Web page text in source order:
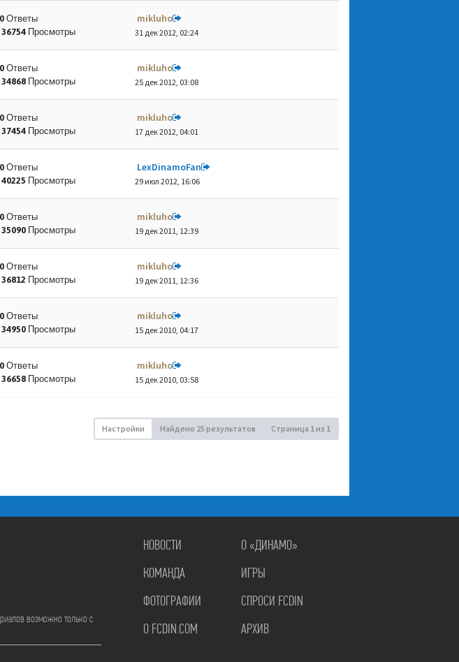
0 Ответы
36754 Просмотры
mikluho
31 дек 2012, 02:24
0 Ответы
34868 Просмотры
mikluho
25 дек 2012, 03:08
0 Ответы
37454 Просмотры
mikluho
17 дек 2012, 04:01
0 Ответы
40225 Просмотры
LexDinamoFan
29 июл 2012, 16:06
0 Ответы
35090 Просмотры
mikluho
19 дек 2011, 12:39
0 Ответы
36812 Просмотры
mikluho
19 дек 2011, 12:36
0 Ответы
34950 Просмотры
mikluho
15 дек 2010, 04:17
0 Ответы
36658 Просмотры
mikluho
15 дек 2010, 03:58
Настройки Найдено 25 результатов Страница 1из 1
возможно только с
НОВОСТИ
О «ДИНАМО»
КОМАНДА
ИГРЫ
ФОТОГРАФИИ
СПРОСИ FCDIN
О FCDIN.COM
АРХИВ